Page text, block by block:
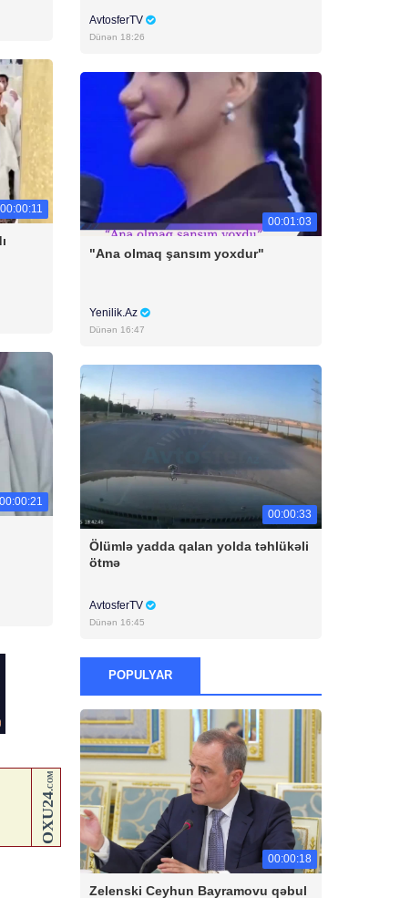
00:00:11
00:00:21
AvtosferTV
Dünən 18:26
00:01:03
"Ana olmaq şansım yoxdur"
Yenilik.Az
Dünən 16:47
00:00:33
Ölümlə yadda qalan yolda təhlükəli
ötmə
AvtosferTV
Dünən 16:45
POPULYAR
00:00:18
Zelenski Ceyhun Bayramovu qəbul